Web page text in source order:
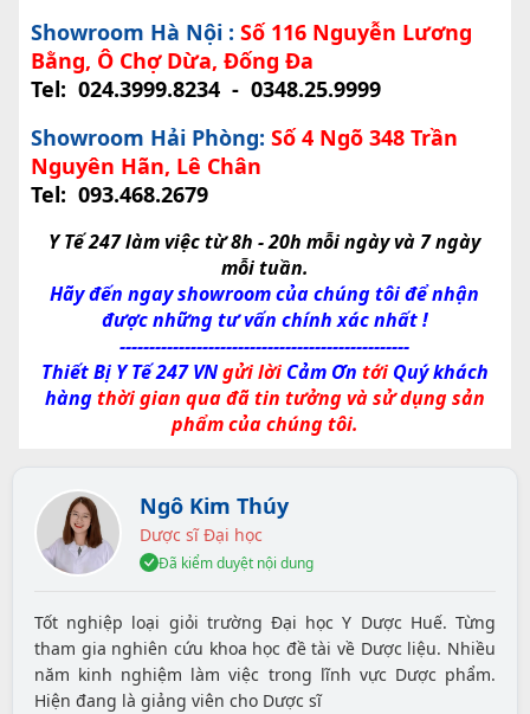
Showroom Hà Nội : Số 116 Nguyễn Lương
Bằng, Ô Chợ Dừa, Đống Đa
Tel: 024.3999.8234- 0348.25.9999
Showroom Hải Phòng: Số 4 Ngõ 348 Trần
Nguyên Hãn, Lê Chân
Tel: 093.468.2679
Y Tế 247 làm việc từ 8h - 20h mỗi ngày và 7 ngày
mỗi tuần.
Hãy đến ngay showroom của chúng tôi để nhận
được những tư vấn chính xác nhất !
-------------------------------------------------
Thiết Bị Y Tế 247 VNgửi lời Cảm Ơn tới Quý khách
hàngthời gian qua đã tin tưởng và sử dụng sản
phẩm của chúng tôi.
Ngô Kim Thúy
Dược sĩ Đại học
Đã kiểm duyệt nội dung
Tốt nghiệp loại giỏi trường Đại học Y Dược Huế. Từng
tham gia nghiên cứu khoa học đề tài về Dược liệu. Nhiều
năm kinh nghiệm làm việc trong lĩnh vực Dược phẩm.
Hiện đang là giảng viên cho Dược sĩ